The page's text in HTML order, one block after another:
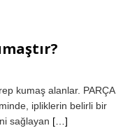
kumaş alanlar. PARÇA
ipliklerin belirli bir
sağlayan […]